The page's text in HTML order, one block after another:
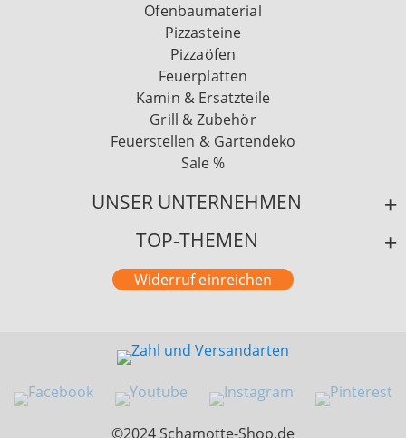
Ofenbaumaterial
Pizzasteine
Pizzaöfen
Feuerplatten
Kamin & Ersatzteile
Grill & Zubehör
Feuerstellen & Gartendeko
Sale %
UNSER UNTERNEHMEN
TOP-THEMEN
Widerruf einreichen
©2024 Schamotte-Shop.de